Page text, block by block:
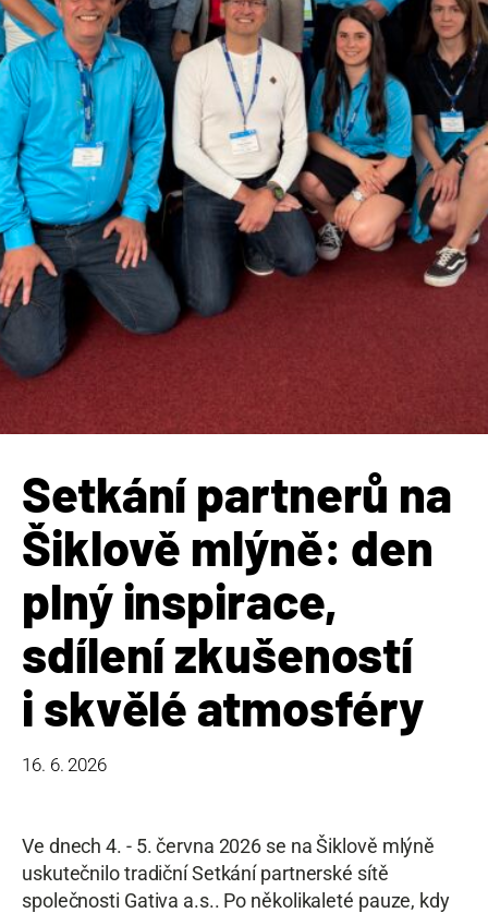
Setkání partnerů na
Šiklově mlýně: den
plný inspirace,
sdílení zkušeností
i skvělé atmosféry
16. 6. 2026
Ve dnech 4. - 5. června 2026 se na Šiklově mlýně
uskutečnilo tradiční Setkání partnerské sítě
společnosti Gativa a.s.. Po několikaleté pauze, kdy